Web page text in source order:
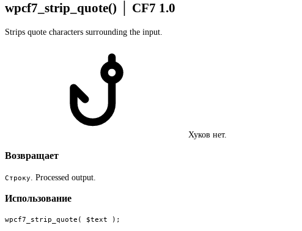
wpcf7_strip_quote() CF7 1.0
Strips quote characters surrounding the input.
Хуков нет.
Возвращает
Строку . Processed output.
Использование
wpcf7_strip_quote( $text );